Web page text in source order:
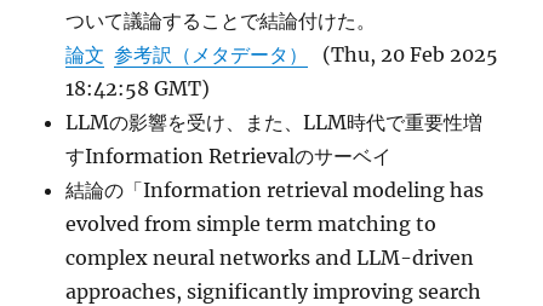
ついて議論することで結論付けた。
論文 参考訳（メタデータ）
(Thu, 20 Feb 2025
18:42:58 GMT)
LLMの影響を受け、また、LLM時代で重要性増
すInformation Retrievalのサーベイ
結論の「Information retrieval modeling has
evolved from simple term matching to
complex neural networks and LLM-driven
approaches, significantly improving search